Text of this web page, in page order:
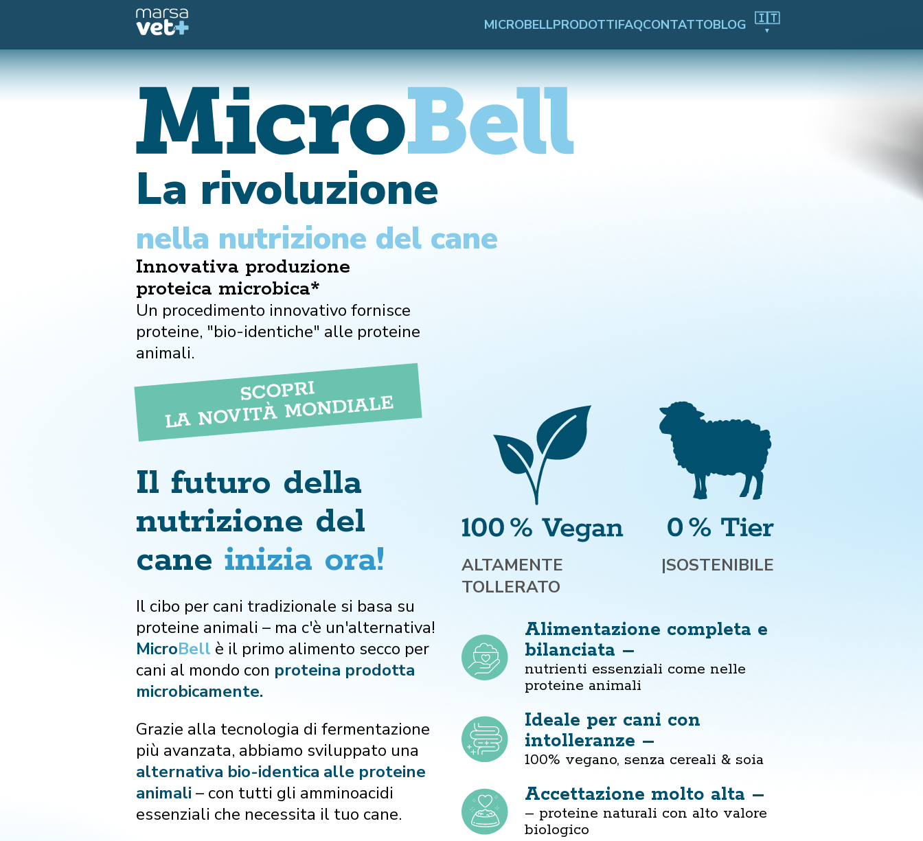
MICROBELLPRODOTTIFAQCONTATTOBLOG 🇮🇹
▼
La rivoluzione
nella nutrizione del cane
Innovativa produzione
proteica microbica*
Un procedimento innovativo fornisce
proteine, "bio-identiche" alle proteine
animali.
SCOPRI
LA NOVITÀ MONDIALE
Il futuro della
nutrizione del
cane inizia ora!
Il cibo per cani tradizionale si basa su
proteine animali – ma c'è un'alternativa!
MicroBell è il primo alimento secco per
cani al mondo con proteina prodotta
microbicamente.
Grazie alla tecnologia di fermentazione
più avanzata, abbiamo sviluppato una
alternativa bio-identica alle proteine
animali – con tutti gli amminoacidi
essenziali che necessita il tuo cane.
ALTAMENTE
TOLLERATO
|SOSTENIBILE
Alimentazione completa e
bilanciata –
nutrienti essenziali come nelle
proteine animali
Ideale per cani con
intolleranze –
100% vegano, senza cereali & soia
Accettazione molto alta –
– proteine naturali con alto valore
biologico